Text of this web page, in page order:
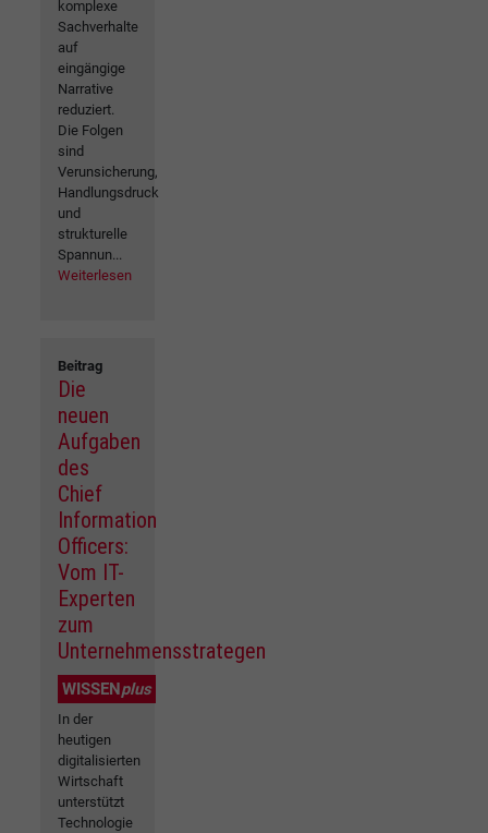
komplexe
Sachverhalte
auf
eingängige
Narrative
reduziert.
Die Folgen
sind
Verunsicherung,
Handlungsdruck
und
strukturelle
Spannun...
Weiterlesen
Beitrag
Die
neuen
Aufgaben
des
Chief
Information
Officers:
Vom IT-
Experten
zum
Unternehmensstrategen
WISSEN plus
In der
heutigen
digitalisierten
Wirtschaft
unterstützt
Technologie